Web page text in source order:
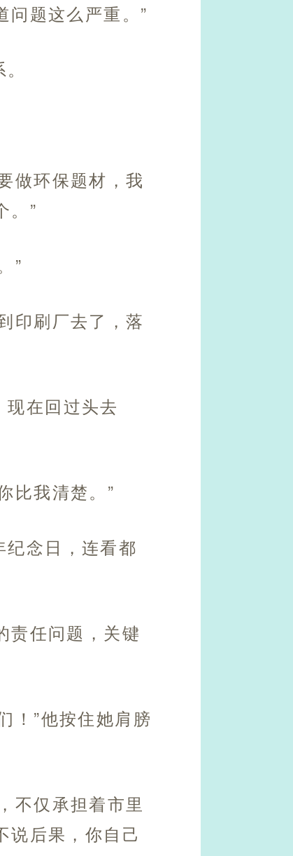
题这么严重。”
做环保题材，我
。”
”
印刷厂去了，落
在回过头去
比我清楚。”
念日，连看都
责任问题，关键
！”他按住她肩膀
不仅承担着市里
说后果，你自己